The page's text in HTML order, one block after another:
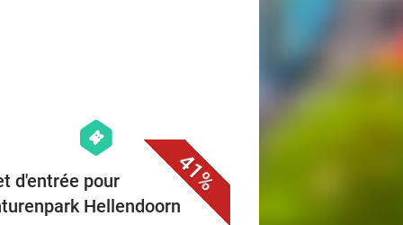
41%
hexagon
events
d'entrée pour
Hellendoorn